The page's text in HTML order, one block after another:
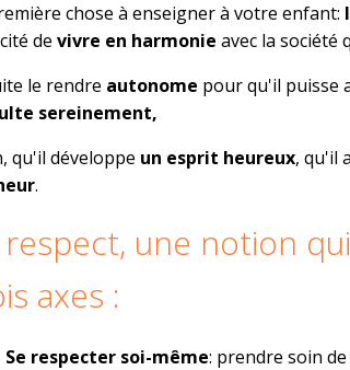
chose à enseigner à votre enfant:
de vivre en harmonie avec la société
le rendre autonome pour qu'il puisse
sereinement,
qu'il développe un esprit heureux, qu'il
.
respect, une notion
axes :
Se respecter soi-même: prendre soin